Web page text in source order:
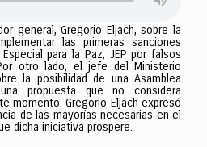
general, Gregorio Eljach, sobre la
las primeras sanciones
para la Paz, JEP por falsos
otro lado, el jefe del Ministerio
la posibilidad de una Asamblea
propuesta que no considera
momento. Gregorio Eljach expresó
de las mayorías necesarias en el
dicha iniciativa prospere.